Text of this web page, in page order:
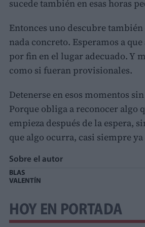
sucede también en esas horas
Entonces uno descubre
nada concreto. Esperamos a
por fin en el lugar adecuado. Y
como si fueran provisionales.
Detenerse en esos momentos
Porque obliga a reconocer algo
empieza después de la espera,
que algo ocurra, casi siempre
Sobre el autor
BLAS
VALENTÍN
HOY EN PORTADA